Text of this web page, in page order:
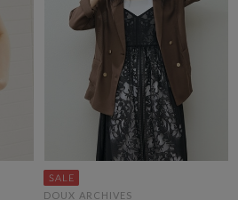
DOUX ARCHIVES